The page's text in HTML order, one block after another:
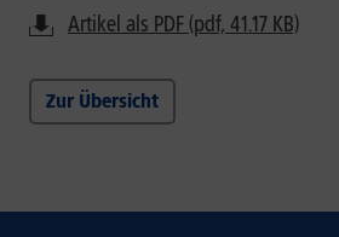
Artikel als PDF (pdf, 41.17 KB)
Zur Übersicht